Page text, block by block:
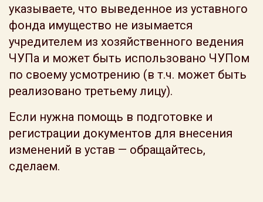
указываете, что выведенное из уставного
фонда имущество не изымается
учредителем из хозяйственного ведения
ЧУПа и может быть использовано ЧУПом
по своему усмотрению (в т.ч. может быть
реализовано третьему лицу).
Если нужна помощь в подготовке и
регистрации документов для внесения
изменений в устав — обращайтесь,
сделаем.